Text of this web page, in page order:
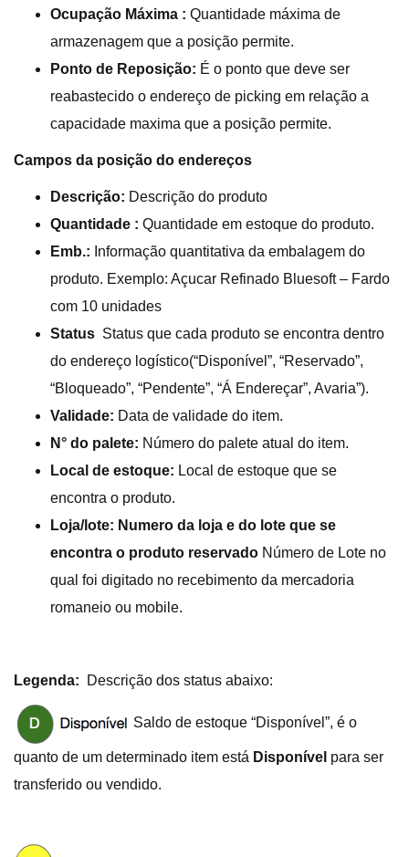
Ocupação Máxima : Quantidade máxima de
armazenagem que a posição permite.
Ponto de Reposição: É o ponto que deve ser
reabastecido o endereço de picking em relação a
capacidade maxima que a posição permite.
Campos da posição do endereços
Descrição: Descrição do produto
Quantidade : Quantidade em estoque do produto.
Emb.: Informação quantitativa da embalagem do
produto. Exemplo: Açucar Refinado Bluesoft – Fardo
com 10 unidades
Status Status que cada produto se encontra dentro
do endereço logístico(“Disponível”, “Reservado”,
“Bloqueado”, “Pendente”, “Á Endereçar”, Avaria”).
Validade: Data de validade do item.
N° do palete: Número do palete atual do item.
Local de estoque: Local de estoque que se
encontra o produto.
Loja/lote: Numero da loja e do lote que se
encontra o produto reservado Número de Lote no
qual foi digitado no recebimento da mercadoria
romaneio ou mobile.
Legenda: Descrição dos status abaixo:
Saldo de estoque “Disponível”, é o
quanto de um determinado item está Disponível para ser
transferido ou vendido.